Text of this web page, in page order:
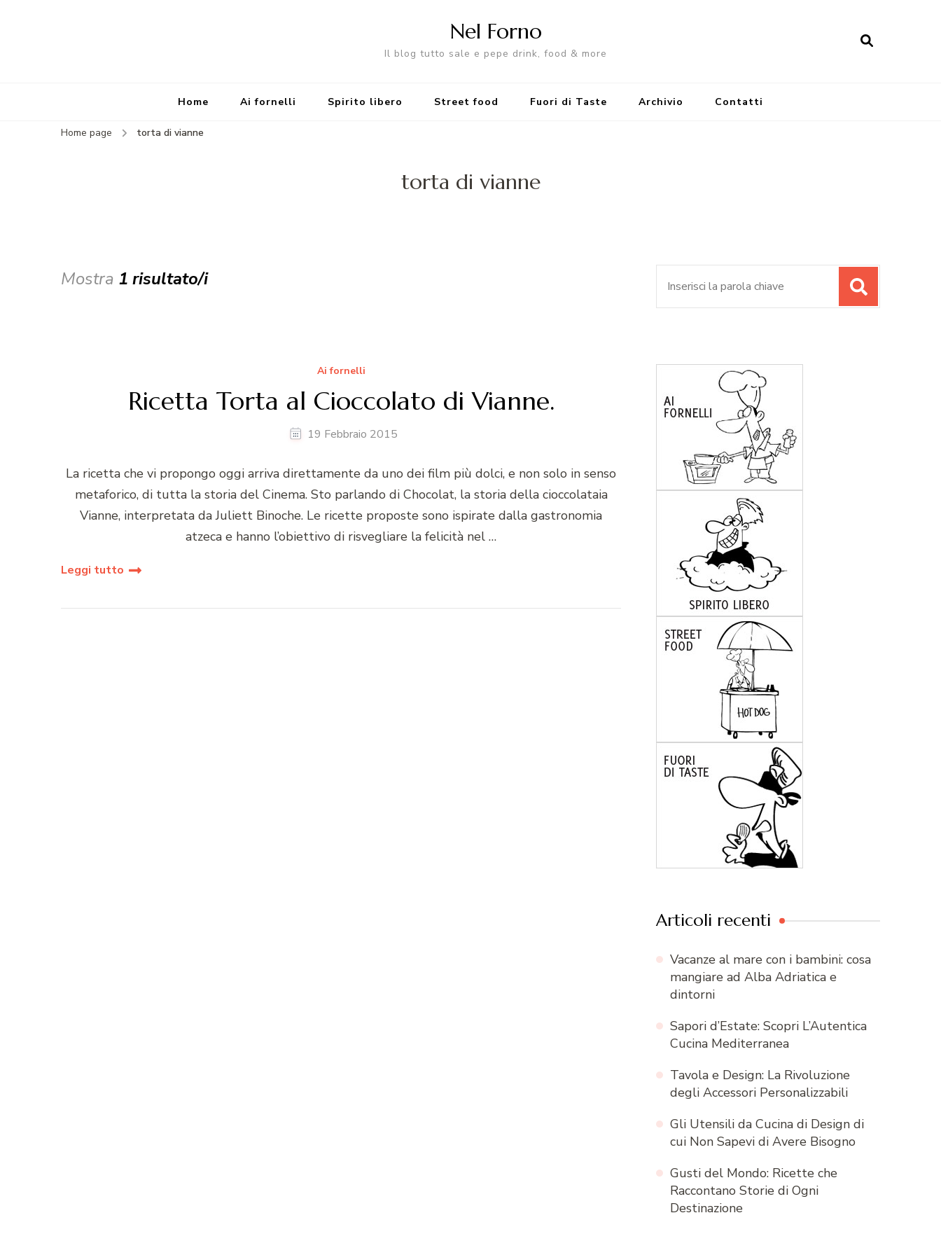
Nel Forno
Il blog tutto sale e pepe drink, food & more
Home Ai fornelli Spirito libero Street food Fuori di Taste Archivio Contatti
Home page torta di vianne
torta di vianne
Mostra 1 risultato/i
Ai fornelli
Ricetta Torta al Cioccolato di Vianne.
19 Febbraio 2015
La ricetta che vi propongo oggi arriva direttamente da uno dei film più dolci, e non solo in senso
metaforico, di tutta la storia del Cinema. Sto parlando di Chocolat, la storia della cioccolataia
Vianne, interpretata da Juliett Binoche. Le ricette proposte sono ispirate dalla gastronomia
atzeca e hanno l’obiettivo di risvegliare la felicità nel …
Leggi tutto
Articoli recenti
Vacanze al mare con i bambini: cosa
mangiare ad Alba Adriatica e
dintorni
Sapori d’Estate: Scopri L’Autentica
Cucina Mediterranea
Tavola e Design: La Rivoluzione
degli Accessori Personalizzabili
Gli Utensili da Cucina di Design di
cui Non Sapevi di Avere Bisogno
Gusti del Mondo: Ricette che
Raccontano Storie di Ogni
Destinazione